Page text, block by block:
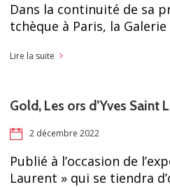
Dans la continuité de sa
tchèque à Paris, la
Lire la suite
Gold, Les ors d’Yves Saint
2 décembre 2022
Publié à l’occasion de
Laurent » qui se tiendra